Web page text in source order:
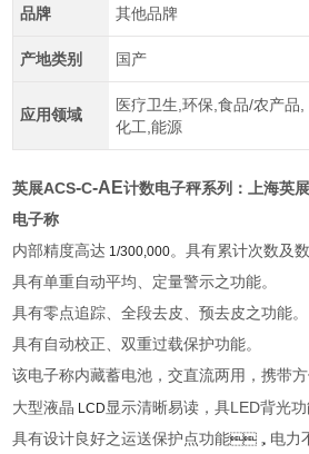
品牌 其他品牌
产地类别 国产
应用领域
医疗卫生,环保,食品/农产品,
化工,能源
英展ACS-C-AE计数电子秤系列：上海英
电子称
内部精度高达 1/300,000。具有累计次数及数
具有单重自动平均、定量警示之功能。
具有零点追踪、全段去皮、预去皮之功能。
具有自动校正、双重过载保护功能。
该电子称内藏蓄电池，交直流两用，携带方便
大型液晶 LCD显示清晰易读，具LED背光功能
具有设计良好之运送保护点功能， 电力